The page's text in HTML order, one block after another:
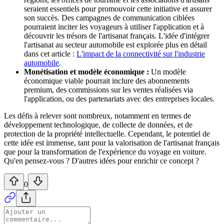
seraient essentiels pour promouvoir cette initiative et assurer
son succès. Des campagnes de communication ciblées
pourraient inciter les voyageurs à utiliser l'application et à
découvrir les trésors de l'artisanat français. L'idée d'intégrer
l'artisanat au secteur automobile est explorée plus en détail
dans cet article : L'impact de la connectivité sur l'industrie
automobile.
Monétisation et modèle économique : Un modèle
économique viable pourrait inclure des abonnements
premium, des commissions sur les ventes réalisées via
l'application, ou des partenariats avec des entreprises locales.
Les défis à relever sont nombreux, notamment en termes de
développement technologique, de collecte de données, et de
protection de la propriété intellectuelle. Cependant, le potentiel de
cette idée est immense, tant pour la valorisation de l'artisanat français
que pour la transformation de l'expérience du voyage en voiture.
Qu'en pensez-vous ? D'autres idées pour enrichir ce concept ?
0